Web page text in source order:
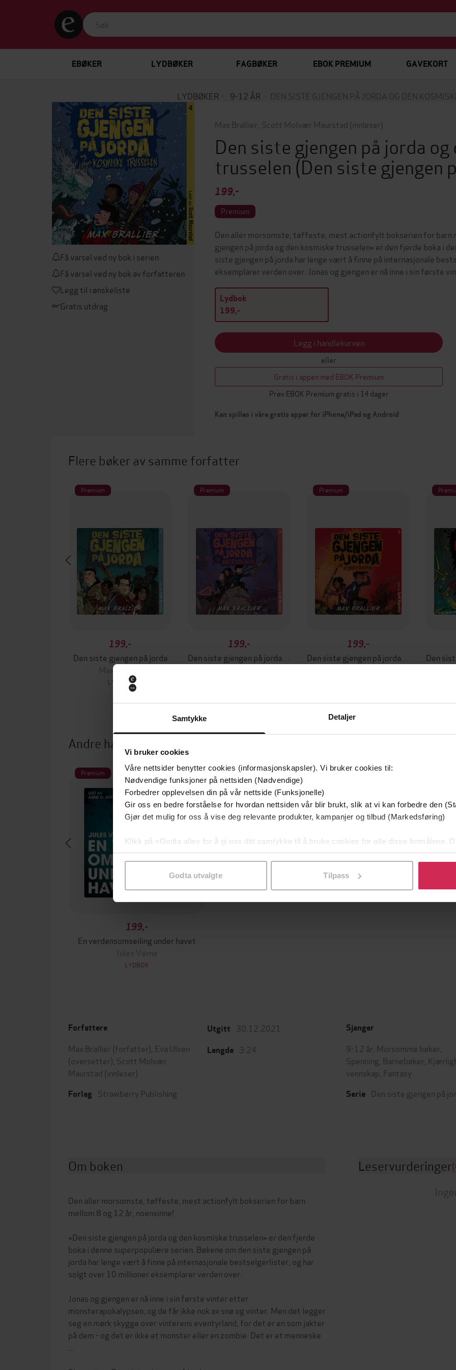
Samtykke Detaljer
Vi bruker cookies
Våre nettsider benytter cookies (informasjonskapsler). Vi bruker cookies til:
Nødvendige funksjoner på nettsiden (Nødvendige)
Forbedrer opplevelsen din på vår nettside (Funksjonelle)
Gir oss en bedre forståelse for hvordan nettsiden vår blir brukt, slik at vi kan forbedre den
Gjør det mulig for oss å vise deg relevante produkter, kampanjer og tilbud (Markedsføring)
Klikk på «Godta alle» for å gi oss ditt samtykke til å bruke cookies for alle disse formålene.
samtykke til spesifikke formål ved å klikke på «Tilpass». Du kan når som helst trekke
Godta utvalgte Tilpass
EBØKER LYDBØKER FAGBØKER EBOK PREMIUM GAVEKORT
LYDBØKER 9-12 ÅR DEN SISTE GJENGEN PÅ JORDA OG DEN
Få varsel ved ny bok i serien
Få varsel ved ny bok av forfatteren
Legg til i ønskeliste
Gratis utdrag
Max Brallier Scott Molvær Maurstad (innleser)
Den siste gjengen på jorda
trusselen(Den siste gjengen
199,-
Premium
Den aller morsomste, tøffeste, mest actionfylt bokserien for barn
gjengen på jorda og den kosmiske trusselen» er den fjerde boka i
siste gjengen på jorda har lenge vært å finne på internasjonale
eksemplarer verden over. Jonas og gjengen er nå inne i sin første
Lydbok
199,-
Legg i handlekurven
eller
Gratis i appen med EBOK Premium
Prøv EBOK Premium gratis i 14 dager
Kan spilles i våre gratis apper for iPhone/iPad og Android
Flere bøker av samme forfatter
Premium
199,-
Den siste gjengen på jorda
Max Brallier
LYDBOK
Premium
199,-
Premium
199,-
Andre har også kjøpt
Premium
199,-
En verdensomseiling under havet
Jules Verne
LYDBOK
Forfattere
Max Brallier (forfatter), Eva Ulven
(oversetter), Scott Molvær
Maurstad (innleser)
Forlag Strawberry Publishing
Utgitt 30.12.2021
Lengde 3:24
Sjanger
9-12 år Morsomme bøker
Spenning Barnebøker
vennskap Fantasy
Serie Den siste gjengen på
Om boken
Den aller morsomste, tøffeste, mest actionfylt bokserien for barn
mellom 8 og 12 år, noensinne!
«Den siste gjengen på jorda og den kosmiske trusselen» er den fjerde
boka i denne superpopulære serien. Bøkene om den siste gjengen på
jorda har lenge vært å finne på internasjonale bestselgerlister, og har
solgt over 10 millioner eksemplarer verden over.
Jonas og gjengen er nå inne i sin første vinter etter
monsterapokalypsen, og de får ikke nok av snø og vinter. Men det legger
seg en mørk skygge over vinterens eventyrland, for det er en som jakter
på dem - og det er ikke et monster eller en zombie. Det er et menneske
Leservurderinger